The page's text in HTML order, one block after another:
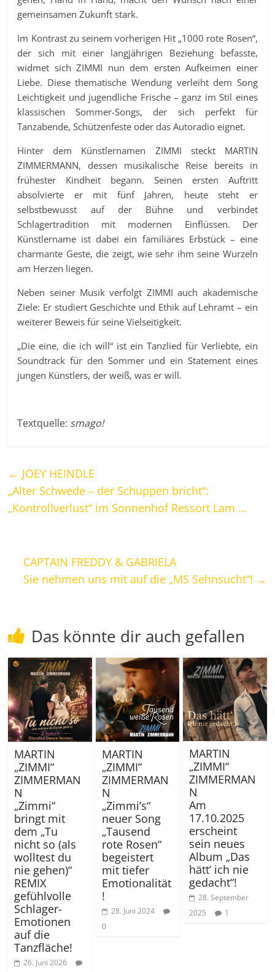
gemeinsamen Zukunft stark.
Im Kontrast zu seinem vorherigen Hit „1000 rote Rosen“,
der sich mit einer langjährigen Beziehung befasste,
widmet sich ZIMMI nun dem ersten Aufkeimen einer
Liebe. Diese thematische Wendung verleiht dem Song
Leichtigkeit und jugendliche Frische – ganz im Stil eines
klassischen Sommer-Songs, der sich perfekt für
Tanzabende, Schützenfeste oder das Autoradio eignet.
Hinter dem Künstlernamen ZIMMI steckt MARTIN
ZIMMERMANN, dessen musikalische Reise bereits in
frühester Kindheit begann. Seinen ersten Auftritt
absolvierte er mit fünf Jahren, heute steht er
selbstbewusst auf der Bühne und verbindet
Schlagertradition mit modernen Einflüssen. Der
Künstlername ist dabei ein familiäres Erbstück – eine
charmante Geste, die zeigt, wie sehr ihm seine Wurzeln
am Herzen liegen.
Neben seiner Musik verfolgt ZIMMI auch akademische
Ziele: Er studiert Geschichte und Ethik auf Lehramt – ein
weiterer Beweis für seine Vielseitigkeit.
„Die eine, die ich will“ ist ein Tanzlied für Verliebte, ein
Soundtrack für den Sommer und ein Statement eines
jungen Künstlers, der weiß, was er will.
Textquelle: smago!
← JOEY HEINDLE
„Alter Schwede – der Schuppen bricht“:
„Kontrollverlust“ im Sonnenhof Ressort Lam …
CAPTAIN FREDDY & GABRIELA
Sie nehmen uns mit auf die „MS Sehnsucht“! →
Das könnte dir auch gefallen
MARTIN
„ZIMMI“
ZIMMERMAN
N
„Zimmi“
bringt mit
dem „Tu
nicht so (als
wolltest du
nie gehen)“
REMIX
gefühlvolle
Schlager-
Emotionen
auf die
Tanzfläche!
26. Juni 2026
MARTIN
„ZIMMI“
ZIMMERMAN
N
„Zimmi’s“
neuer Song
„Tausend
rote Rosen“
begeistert
mit tiefer
Emotionalität
!
28. Juni 2024
0
MARTIN
„ZIMMI“
ZIMMERMAN
N
Am
17.10.2025
erscheint
sein neues
Album „Das
hätt‘ ich nie
gedacht“!
28. September
2025
1